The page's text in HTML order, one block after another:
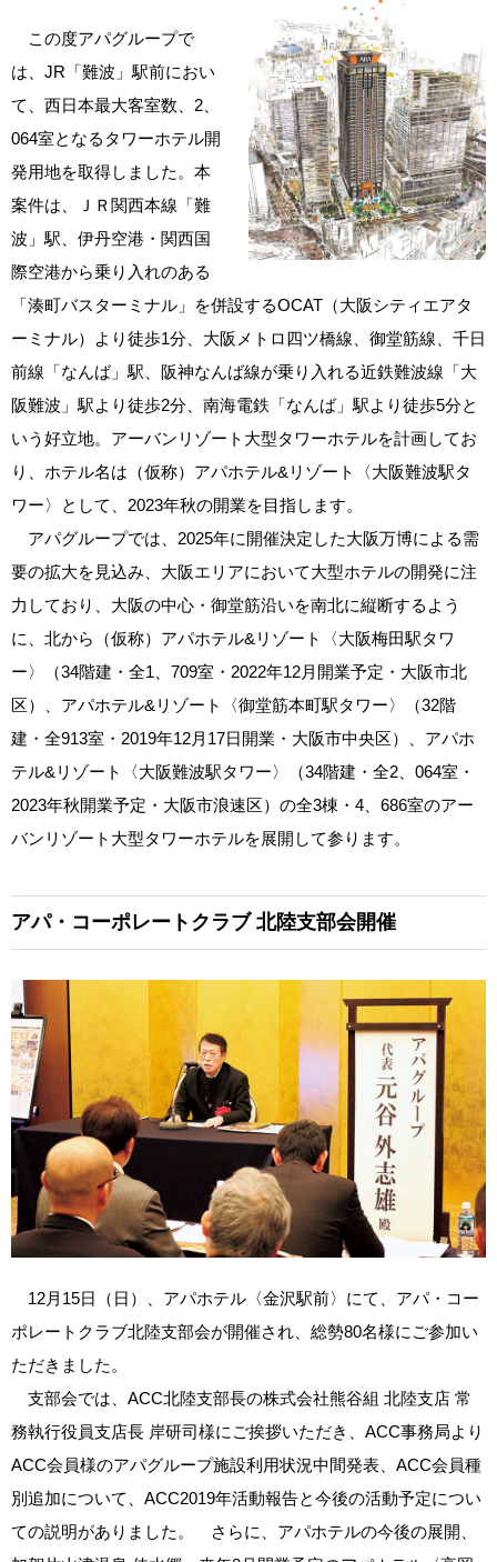
この度アパグループで
は、JR「難波」駅前におい
て、西日本最大客室数、2、
064室となるタワーホテル開
発用地を取得しました。本
案件は、ＪＲ関西本線「難
波」駅、伊丹空港・関西国
際空港から乗り入れのある
「湊町バスターミナル」を併設するOCAT（大阪シティエアタ
ーミナル）より徒歩1分、大阪メトロ四ツ橋線、御堂筋線、千日
前線「なんば」駅、阪神なんば線が乗り入れる近鉄難波線「大
阪難波」駅より徒歩2分、南海電鉄「なんば」駅より徒歩5分と
いう好立地。アーバンリゾート大型タワーホテルを計画してお
り、ホテル名は（仮称）アパホテル&リゾート〈大阪難波駅タ
ワー〉として、2023年秋の開業を目指します。
アパグループでは、2025年に開催決定した大阪万博による需
要の拡大を見込み、大阪エリアにおいて大型ホテルの開発に注
力しており、大阪の中心・御堂筋沿いを南北に縦断するよう
に、北から（仮称）アパホテル&リゾート〈大阪梅田駅タワ
ー〉（34階建・全1、709室・2022年12月開業予定・大阪市北
区）、アパホテル&リゾート〈御堂筋本町駅タワー〉（32階
建・全913室・2019年12月17日開業・大阪市中央区）、アパホ
テル&リゾート〈大阪難波駅タワー〉（34階建・全2、064室・
2023年秋開業予定・大阪市浪速区）の全3棟・4、686室のアー
バンリゾート大型タワーホテルを展開して参ります。
アパ・コーポレートクラブ北陸支部会開催
12月15日（日）、アパホテル〈金沢駅前〉にて、アパ・コー
ポレートクラブ北陸支部会が開催され、総勢80名様にご参加い
ただきました。
支部会では、ACC北陸支部長の株式会社熊谷組 北陸支店 常
務執行役員支店長 岸研司様にご挨拶いただき、ACC事務局より
ACC会員様のアパグループ施設利用状況中間発表、ACC会員種
別追加について、ACC2019年活動報告と今後の活動予定につい
ての説明がありました。 さらに、アパホテルの今後の展開、